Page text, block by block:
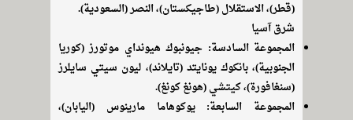
(قطر)، الاستقلال (طاجيكستان)، النصر (السعودية).
شرق آسيا
المجموعة السادسة: جيونبوك هيونداي موتورز (كوريا
الجنوبية)، بانكوك يونايتد (تايلاند)، ليون سيتي سايلرز
(سنغافورة)، كيتشي (هونغ كونغ).
المجموعة السابعة: يوكوهاما مارينوس (اليابان)،